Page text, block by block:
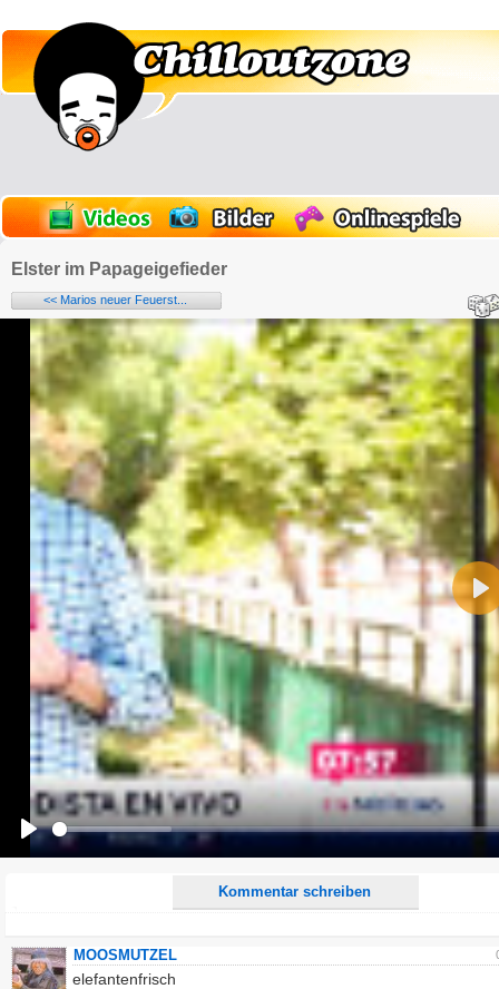
Elster im Papageigefieder
<< Marios neuer Feuerst...
Play
Kommentar schreiben
Name:
E-Mail-Adresse (optional):
Kommentar:
Alle HTML-Tags außer <br>, <strike> und <i> werden aus Deinem Kommentar entfernt.
URLs werden automatisch umgewandelt. Bitte verwende "www." oder "http://" in URLs
Ich möchte eine E-Mail, wenn zu meinem Kommentar Antworten erscheinen.
Ich möchte eine E-Mail, wenn auf dieser Seite weitere Kommentare erscheinen.
MOOSMUTZEL
elefantenfrisch